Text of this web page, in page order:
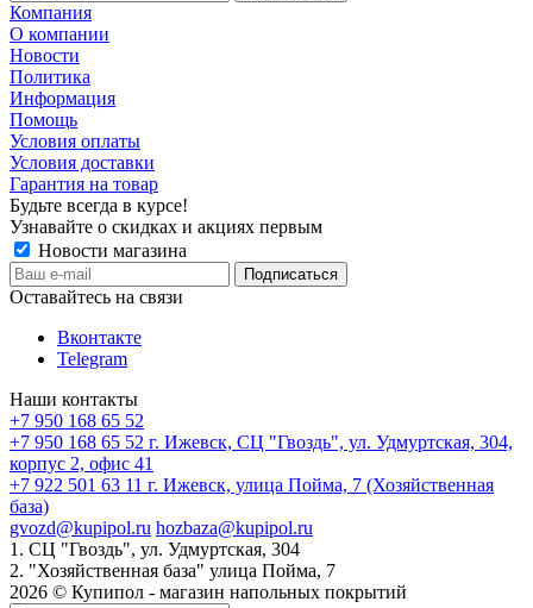
Компания
О компании
Новости
Политика
Информация
Помощь
Условия оплаты
Условия доставки
Гарантия на товар
Будьте всегда в курсе!
Узнавайте о скидках и акциях первым
Новости магазина
Оставайтесь на связи
Вконтакте
Telegram
Наши контакты
+7 950 168 65 52
+7 950 168 65 52 г. Ижевск, СЦ "Гвоздь", ул. Удмуртская, 304,
корпус 2, офис 41
+7 922 501 63 11 г. Ижевск, улица Пойма, 7 (Хозяйственная
база)
gvozd@kupipol.ru hozbaza@kupipol.ru
1. СЦ "Гвоздь", ул. Удмуртская, 304
2. "Хозяйственная база" улица Пойма, 7
2026 © Купипол - магазин напольных покрытий